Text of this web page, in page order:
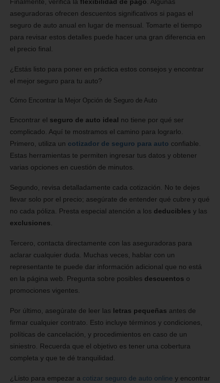
Finalmente, verifica la flexibilidad de pago. Algunas
aseguradoras ofrecen descuentos significativos si pagas el
seguro de auto anual en lugar de mensual. Tomarte el tiempo
para revisar estos detalles puede hacer una gran diferencia en
el precio final.
¿Estás listo para poner en práctica estos consejos y encontrar
el mejor seguro para tu auto?
Cómo Encontrar la Mejor Opción de Seguro de Auto
Encontrar el seguro de auto ideal no tiene por qué ser
complicado. Aquí te mostramos el camino para lograrlo.
Primero, utiliza un cotizador de seguro para auto confiable.
Estas herramientas te permiten ingresar tus datos y obtener
varias opciones en cuestión de minutos.
Segundo, revisa detalladamente cada cotización. No te dejes
llevar solo por el precio; asegúrate de entender qué cubre y qué
no cada póliza. Presta especial atención a los deducibles y las
exclusiones
Tercero, contacta directamente con las aseguradoras para
aclarar cualquier duda. Muchas veces, hablar con un
representante te puede dar información adicional que no está
en la página web. Pregunta sobre posibles descuentos o
promociones vigentes.
Por último, asegúrate de leer las letras pequeñas antes de
firmar cualquier contrato. Esto incluye términos y condiciones,
políticas de cancelación, y procedimientos en caso de un
siniestro. Recuerda que el objetivo es tener una cobertura
completa y que te dé tranquilidad.
¿Listo para empezar a cotizar seguro de auto online y encontrar